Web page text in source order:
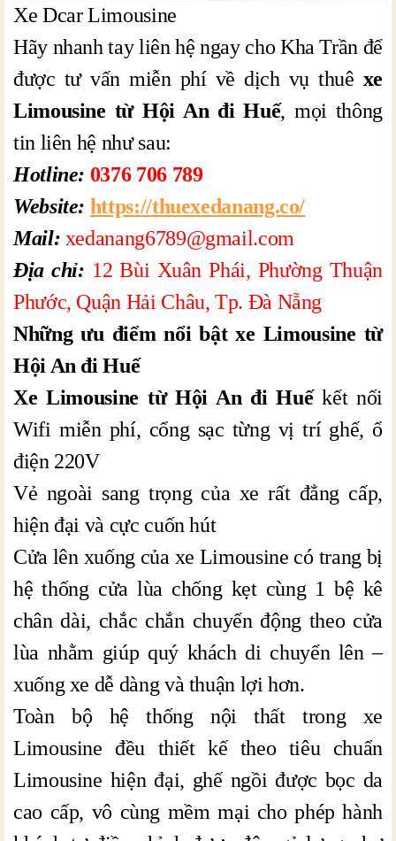
Xe Dcar Limousine
Hãy nhanh tay liên hệ ngay cho Kha Trần để
được tư vấn miễn phí về dịch vụ thuê xe
Limousine từ Hội An đi Huế, mọi thông
tin liên hệ như sau:
Hotline: 0376 706 789
Website: https://thuexedanang.co/
Mail: xedanang6789@gmail.com
Địa chỉ: 12 Bùi Xuân Phái, Phường Thuận
Phước, Quận Hải Châu, Tp. Đà Nẵng
Những ưu điểm nổi bật xe Limousine từ
Hội An đi Huế
Xe Limousine từ Hội An đi Huếkết nối
Wifi miễn phí, cổng sạc từng vị trí ghế, ổ
điện 220V
Vẻ ngoài sang trọng của xe rất đẳng cấp,
hiện đại và cực cuốn hút
Cửa lên xuống của xe Limousine có trang bị
hệ thống cửa lùa chống kẹt cùng 1 bệ kê
chân dài, chắc chắn chuyển động theo cửa
lùa nhằm giúp quý khách di chuyển lên –
xuống xe dễ dàng và thuận lợi hơn.
Toàn bộ hệ thống nội thất trong xe
Limousine đều thiết kế theo tiêu chuẩn
Limousine hiện đại, ghế ngồi được bọc da
cao cấp, vô cùng mềm mại cho phép hành